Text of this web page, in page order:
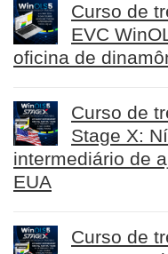
Curso de
EVC
oficina de
Curso de
Stage X:
intermediário de
EUA
Curso de